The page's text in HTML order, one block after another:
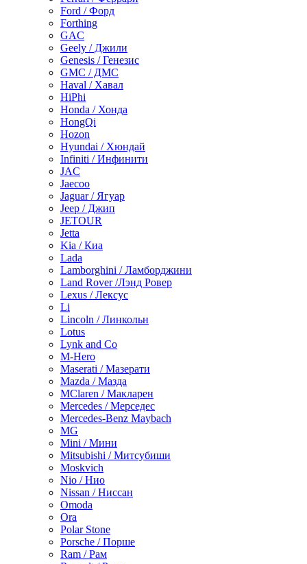
Ford / Форд
Forthing
GAC
Geely / Джили
Genesis / Генезис
GMC / ДМС
Haval / Хавал
HiPhi
Honda / Хонда
HongQi
Hozon
Hyundai / Хюндай
Infiniti / Инфинити
JAC
Jaecoo
Jaguar / Ягуар
Jeep / Джип
JETOUR
Jetta
Kia / Киа
Lada
Lamborghini / Ламборджини
Land Rover /Лэнд Ровер
Lexus / Лексус
Li
Lincoln / Линкольн
Lotus
Lynk and Co
M-Hero
Maserati / Мазерати
Mazda / Мазда
MClaren / Макларен
Mercedes / Мерседес
Mercedes-Benz Maybach
MG
Mini / Мини
Mitsubishi / Митсубиши
Moskvich
Nio / Нио
Nissan / Ниссан
Omoda
Ora
Polar Stone
Porsche / Порше
Ram / Рам